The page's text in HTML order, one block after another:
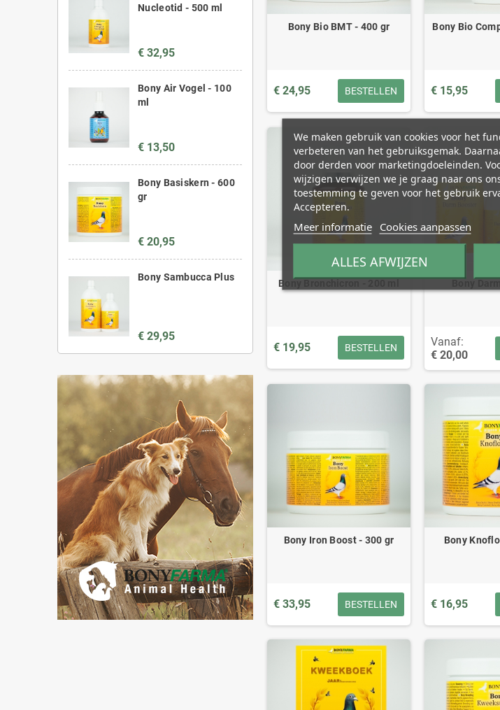
Nucleotid - 500 ml
€ 32,95
Bony Air Vogel - 100
ml
€ 13,50
Bony Basiskern - 600
gr
€ 20,95
Bony Sambucca Plus
€ 29,95
Bony Bio BMT - 400 gr
€ 24,95 BESTELLEN
Bony Bio
€ 15,95
Bony Bronchicron - 200 ml
€ 19,95 BESTELLEN
Vanaf:
€ 20,00
Bony Iron Boost - 300 gr
€ 33,95 BESTELLEN
Bony
€ 16,95
We maken gebruik van cookies voor het
verbeteren van het gebruiksgemak.
door derden voor marketingdoeleinden.
wijzigen verwijzen we je graag naar ons
toestemming te geven voor het gebruik
Accepteren.
Meer informatie Cookies aanpassen
ALLES AFWIJZEN